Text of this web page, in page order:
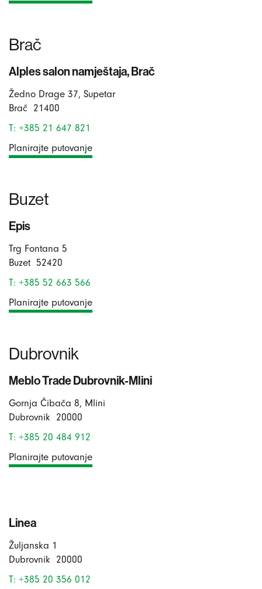
Brač
Alples salon namještaja, Brač
Žedno Drage 37, Supetar
Brač 21400
T: +385 21 647 821
Planirajte putovanje
Buzet
Epis
Trg Fontana 5
Buzet 52420
T: +385 52 663 566
Planirajte putovanje
Dubrovnik
Meblo Trade Dubrovnik-Mlini
Gornja Čibača 8, Mlini
Dubrovnik
20000
T: +385 20 484 912
Planirajte putovanje
Linea
Žuljanska 1
Dubrovnik
20000
T: +385 20 356 012